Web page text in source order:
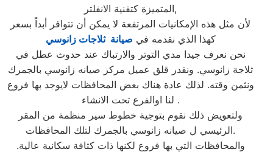
المتميزة كتقنية الانفلتر,
لأن مثل هذه الإمكانيات المرتفعة لا يمكن أن تتوافر أبداً بسعر
كهذا الذي نقدمه في صيانة ثلاجات زانوسي
نحن نعرف جيدا مدي التوتر والارتباك عند حدوث عطل في
ثلاجة زانوسي. ونقدر قلق عميل مركز صيانه زانوسي بالجمرك
ونثمن وقته. لذلك عادة هناك بعض المحافظات لايوجد بها فروع
لنا اوالفرع تحت الانشاء .
ولتعويض ذلك نقوم بتوجية خطوط سير منظمة من المقر
الرئيسي ل صيانه زانوسي بالجمرك لتلك المحافظات.
والمحافظات التي بها فروع لكنها ذات كثافة سكانية عالية.